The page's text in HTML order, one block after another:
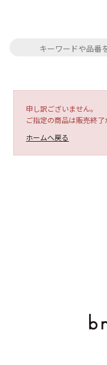
申し訳ございません。
ご指定の商品は販売終了
ホームへ戻る